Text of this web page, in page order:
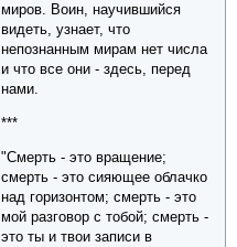
миров. Воин, научившийся
видеть, узнает, что
непознанным мирам нет числа
и что все они - здесь, перед
нами.
***
"Смерть - это вращение;
смерть - это сияющее облачко
над горизонтом; смерть - это
мой разговор с тобой; смерть -
это ты и твои записи в